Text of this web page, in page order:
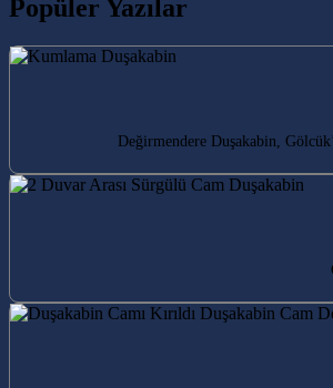
Popüler Yazılar
Değirmendere Duşakabin,